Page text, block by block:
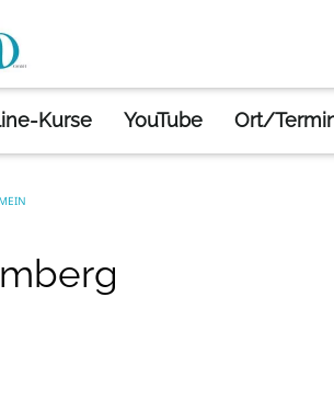
Kurse YouTube Ort/
Württemberg